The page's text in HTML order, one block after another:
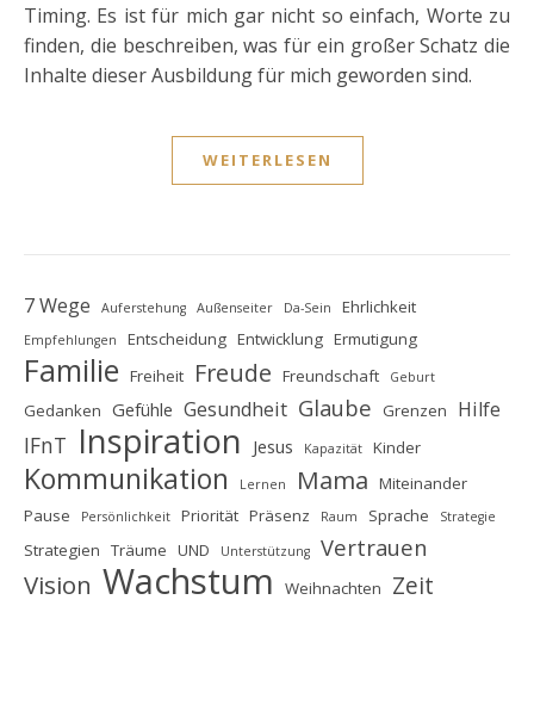
Timing. Es ist für mich gar nicht so einfach, Worte zu
finden, die beschreiben, was für ein großer Schatz die
Inhalte dieser Ausbildung für mich geworden sind.
WEITERLESEN
7 Wege Auferstehung Außenseiter Da-Sein Ehrlichkeit
Empfehlungen Entscheidung Entwicklung Ermutigung
Familie Freiheit Freude Freundschaft Geburt
Gedanken Gefühle Gesundheit Glaube Grenzen Hilfe
IFnT Inspiration Jesus Kapazität Kinder
Kommunikation Lernen Mama Miteinander
Pause
Persönlichkeit Priorität Präsenz Raum Sprache Strategie
Strategien Träume UND Unterstützung Vertrauen
Vision Wachstum Weihnachten Zeit